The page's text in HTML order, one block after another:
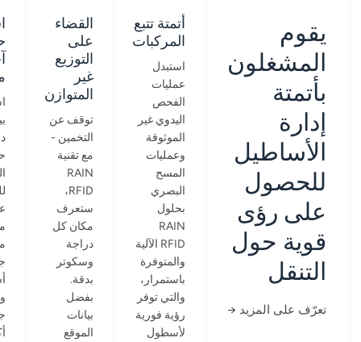
يقوم
المشغلون
بأتمتة
إدارة
الأساطيل
للحصول
على رؤى
قوية حول
التنقل
تعرّف على المزيد →
أتمتة تتبع
المركبات
استبدل
عمليات
الفحص
اليدوي غير
الموثوقة
وعمليات
المسح
البصري
بحلول
RAIN
RFID الآلية
والمتوفرة
باستمرار،
والتي توفر
رؤية فورية
لأسطول
القضاء
على
التوزيع
غير
المتوازن
توقف عن
التخمين -
مع تقنية
RAIN
RFID،
ستعرف
مكان كل
دراجة
وسكوتر
بدقة.
بفضل
بيانات
الموقع